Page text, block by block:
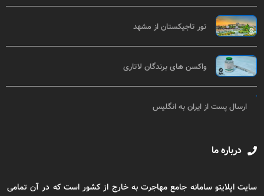
تور تاجیکستان از مشهد
واکسن های برندگان لاتاری
ارسال پست از ایران به انگلیس
درباره ما
سایت اپلایتو سامانه جامع مهاجرت به خارج از کشور است که در آن تمامی